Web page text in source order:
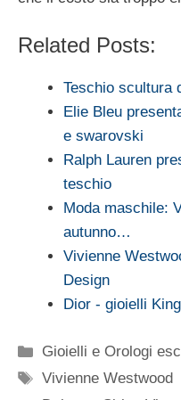
Related Posts:
Teschio scultura
Elie Bleu
e swarovski
Ralph Lauren
teschio
Moda maschile:
autunno…
Vivienne
Design
Dior - gioielli
Categorie
Gioielli e Orologi
Tag
Vivienne Westwood